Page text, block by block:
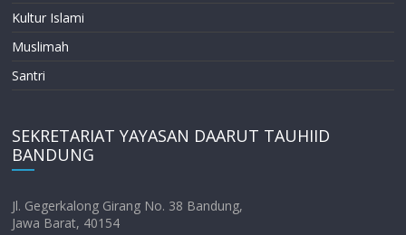
Kultur Islami
Muslimah
Santri
SEKRETARIAT YAYASAN DAARUT TAUHIID
BANDUNG
Jl. Gegerkalong Girang No. 38 Bandung,
Jawa Barat, 40154